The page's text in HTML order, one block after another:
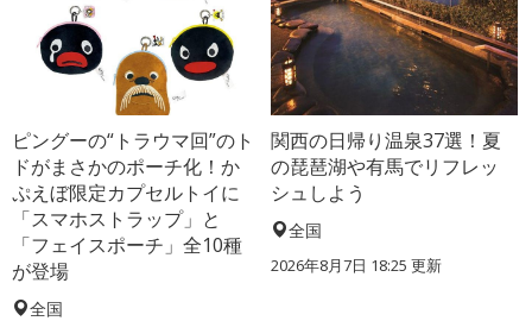
ピングーの“トラウマ回”のト
ドがまさかのポーチ化！か
ぷえぼ限定カプセルトイに
「スマホストラップ」と
「フェイスポーチ」全10種
が登場
全国
関西の日帰り温泉37選！夏
の琵琶湖や有馬でリフレッ
シュしよう
全国
2026年8月7日 18:25 更新